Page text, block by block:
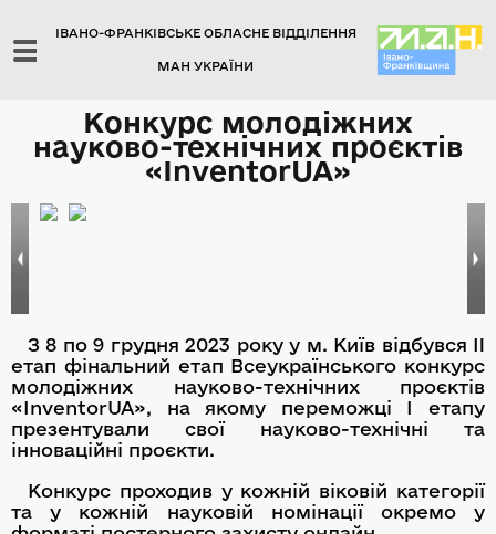
ІВАНО-ФРАНКІВСЬКЕ ОБЛАСНЕ ВІДДІЛЕННЯ
МАН УКРАЇНИ
Конкурс молодіжних
науково-технічних проєктів
«InventorUA»
З 8 по 9 грудня 2023 року у м. Київ відбувся II
етап фінальний етап Всеукраїнського конкурс
молодіжних науково-технічних проєктів
«InventorUA», на якому переможці І етапу
презентували свої науково-технічні та
інноваційні проєкти.
Конкурс проходив у кожній віковій категорії
та у кожній науковій номінації окремо у